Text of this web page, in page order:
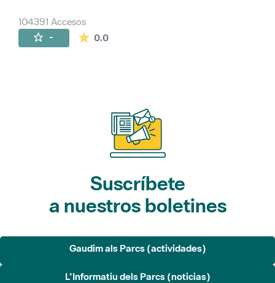
104391 Accesos
- 0.0La valoración media es de 0 estrellas de
Suscríbete
a nuestros boletines
Gaudim als Parcs (actividades)
L'Informatiu dels Parcs (noticias)